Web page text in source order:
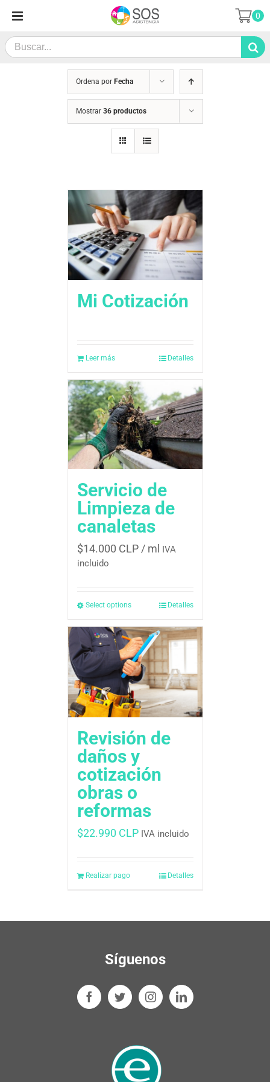
contenido
Search
for:
0
Ordena por Fecha
Mostrar 36 productos
Mi Cotización
Leer más Detalles
Servicio de
Limpieza de
canaletas
$14.000 CLP/ ml IVA
incluido
Select options Detalles
Revisión de
daños y
cotización 
obras o
reformas
$22.990 CLP IVA incluido
Realizar pago Detalles
Síguenos